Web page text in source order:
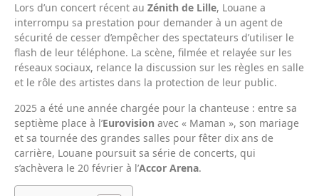
Lors d’un concert récent au Zénith de Lille, Louane a
interrompu sa prestation pour demander à un agent de
sécurité de cesser d’empêcher des spectateurs d’utiliser le
flash de leur téléphone. La scène, filmée et relayée sur les
réseaux sociaux, relance la discussion sur les règles en salle
et le rôle des artistes dans la protection de leur public.
2025 a été une année chargée pour la chanteuse : entre sa
septième place à l’Eurovision avec « Maman », son mariage
et sa tournée des grandes salles pour fêter dix ans de
carrière, Louane poursuit sa série de concerts, qui
s’achèvera le 20 février à l’Accor Arena.